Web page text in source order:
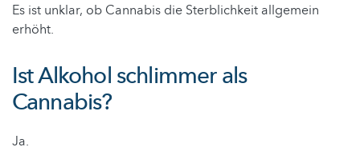
Es ist unklar, ob Cannabis die Sterblichkeit allgemein
erhöht.
Ist Alkohol schlimmer als
Cannabis?
Ja.